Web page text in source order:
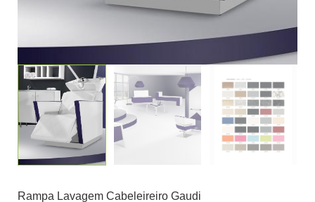
Rampa Lavagem Cabeleireiro Gaudi